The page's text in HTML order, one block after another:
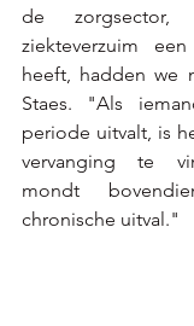
de
ziekteverzuim
heeft, hadden we
Staes. "Als
periode uitvalt, is
vervanging te
mondt
chronische uitval."